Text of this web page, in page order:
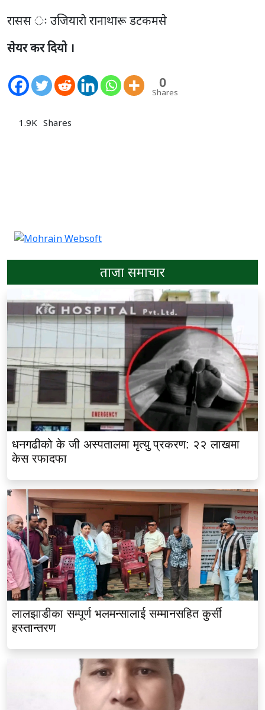
रासस ः उजियाराे रानाथारू डटकमसे
सेयर कर दियो ।
0
Shares
1.9K Shares
ताजा समाचार
धनगढीको के जी अस्पतालमा मृत्यु प्रकरण: २२ लाखमा
केस रफादफा
लालझाडीका सम्पूर्ण भलमन्सालाई सम्मानसहित कुर्सी
हस्तान्तरण